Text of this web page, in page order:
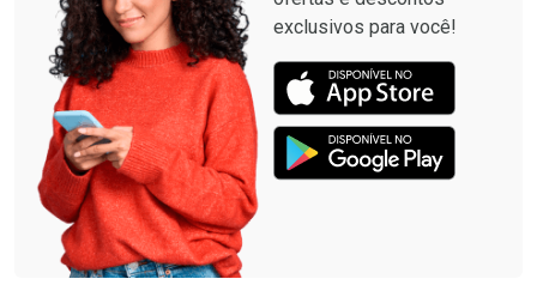
exclusivos para você!